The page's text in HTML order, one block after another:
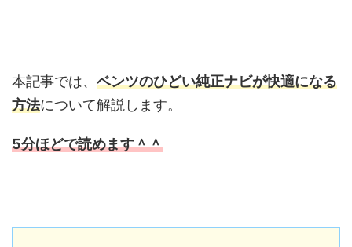
本記事では、 ベンツのひどい純正ナビが快適になる
方法について解説します。
5分ほどで読めます＾＾